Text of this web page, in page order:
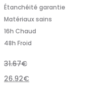
Étanchéité garantie
Matériaux sains
16h Chaud
48h Froid
31.67€
26.92€